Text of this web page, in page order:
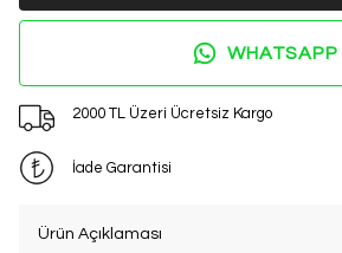
WHATSAPP
2000 TL Üzeri Ücretsiz Kargo
İade Garantisi
Ürün Açıklaması